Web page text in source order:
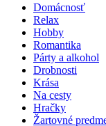
Domácnosť
Relax
Hobby
Romantika
Párty a alkohol
Drobnosti
Krása
Na cesty
Hračky
Žartovné